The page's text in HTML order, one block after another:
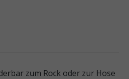
zum Rock oder zur Hose